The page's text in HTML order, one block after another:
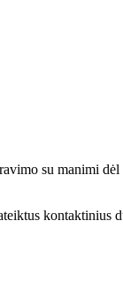
su manimi
kontaktinius